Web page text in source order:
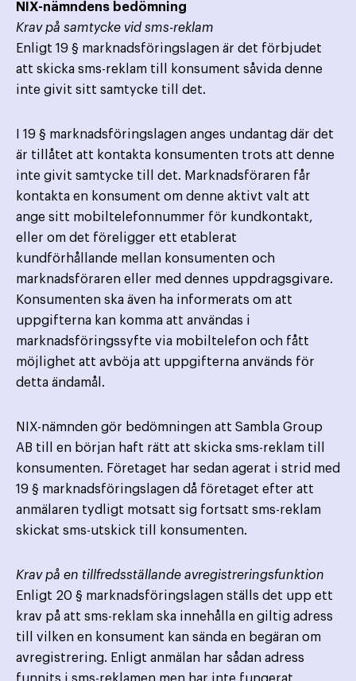
NIX-nämndens bedömning
Krav på samtycke vid sms-reklam
Enligt 19 § marknadsföringslagen är det förbjudet
att skicka sms-reklam till konsument såvida denne
inte givit sitt samtycke till det.
I 19 § marknadsföringslagen anges undantag där det
är tillåtet att kontakta konsumenten trots att denne
inte givit samtycke till det. Marknadsföraren får
kontakta en konsument om denne aktivt valt att
ange sitt mobiltelefonnummer för kundkontakt,
eller om det föreligger ett etablerat
kundförhållande mellan konsumenten och
marknadsföraren eller med dennes uppdragsgivare.
Konsumenten ska även ha informerats om att
uppgifterna kan komma att användas i
marknadsföringssyfte via mobiltelefon och fått
möjlighet att avböja att uppgifterna används för
detta ändamål.
NIX-nämnden gör bedömningen att Sambla Group
AB till en början haft rätt att skicka sms-reklam till
konsumenten. Företaget har sedan agerat i strid med
19 § marknadsföringslagen då företaget efter att
anmälaren tydligt motsatt sig fortsatt sms-reklam
skickat sms-utskick till konsumenten.
Krav på en tillfredsställande avregistreringsfunktion
Enligt 20 § marknadsföringslagen ställs det upp ett
krav på att sms-reklam ska innehålla en giltig adress
till vilken en konsument kan sända en begäran om
avregistrering. Enligt anmälan har sådan adress